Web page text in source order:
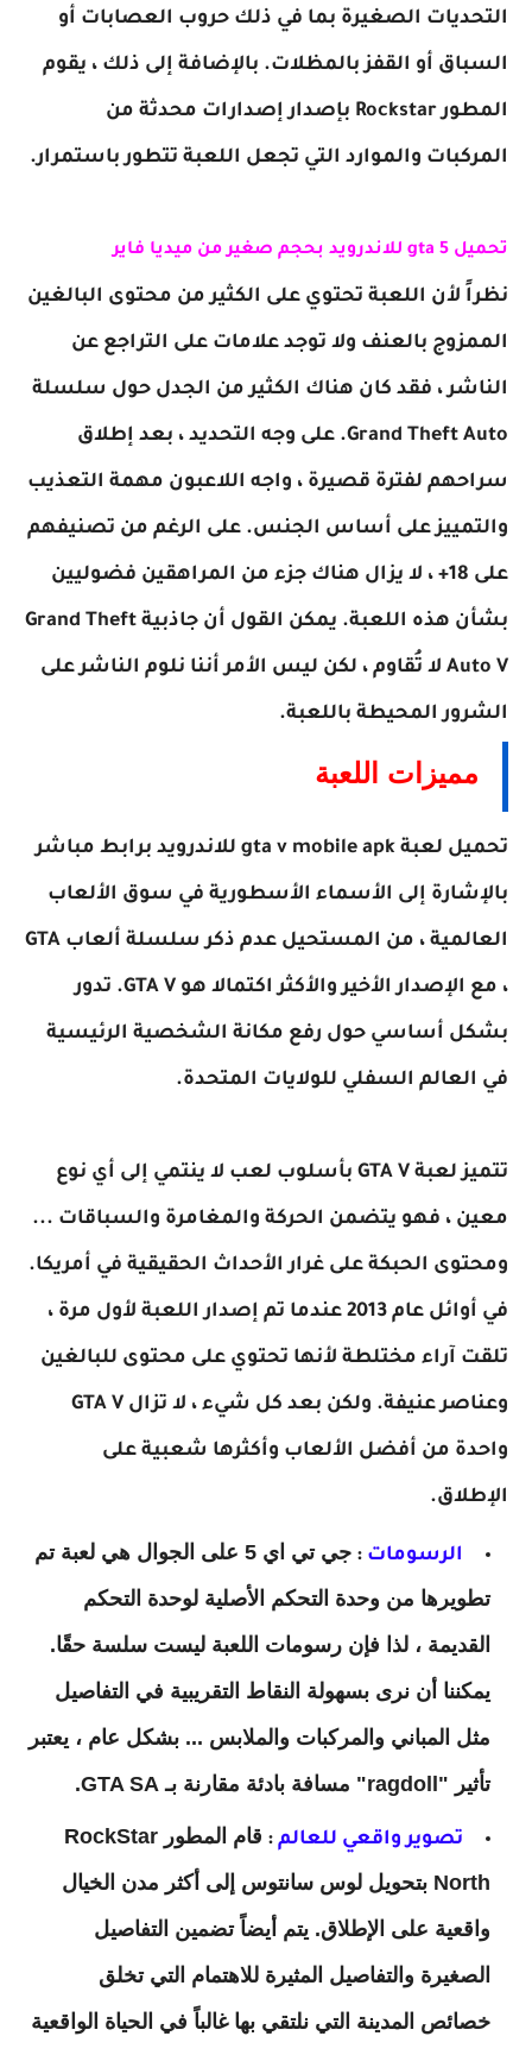
التحديات الصغيرة بما في ذلك حروب العصابات أو
السباق أو القفز بالمظلات. بالإضافة إلى ذلك ، يقوم
المطور Rockstar بإصدار إصدارات محدثة من
المركبات والموارد التي تجعل اللعبة تتطور باستمرار.
تحميل gta 5 للاندرويد بحجم صغير من ميديا فاير
نظراً لأن اللعبة تحتوي على الكثير من محتوى البالغين
الممزوج بالعنف ولا توجد علامات على التراجع عن
الناشر ، فقد كان هناك الكثير من الجدل حول سلسلة
Grand Theft Auto. على وجه التحديد ، بعد إطلاق
سراحهم لفترة قصيرة ، واجه اللاعبون مهمة التعذيب
والتمييز على أساس الجنس. على الرغم من تصنيفهم
على 18+ ، لا يزال هناك جزء من المراهقين فضوليين
بشأن هذه اللعبة. يمكن القول أن جاذبية Grand Theft
Auto V لا تُقاوم ، لكن ليس الأمر أننا نلوم الناشر على
الشرور المحيطة باللعبة.
مميزات اللعبة
تحميل لعبة gta v mobile apk للاندرويد برابط مباشر
بالإشارة إلى الأسماء الأسطورية في سوق الألعاب
العالمية ، من المستحيل عدم ذكر سلسلة ألعاب GTA
، مع الإصدار الأخير والأكثر اكتمالا هو GTA V. تدور
بشكل أساسي حول رفع مكانة الشخصية الرئيسية
في العالم السفلي للولايات المتحدة.
تتميز لعبة GTA V بأسلوب لعب لا ينتمي إلى أي نوع
معين ، فهو يتضمن الحركة والمغامرة والسباقات ...
ومحتوى الحبكة على غرار الأحداث الحقيقية في أمريكا.
في أوائل عام 2013 عندما تم إصدار اللعبة لأول مرة ،
تلقت آراء مختلطة لأنها تحتوي على محتوى للبالغين
وعناصر عنيفة. ولكن بعد كل شيء ، لا تزال GTA V
واحدة من أفضل الألعاب وأكثرها شعبية على
الإطلاق.
الرسومات :
جي تي اي 5 على الجوال هي لعبة تم
تطويرها من وحدة التحكم الأصلية لوحدة التحكم
القديمة ، لذا فإن رسومات اللعبة ليست سلسة حقًا.
يمكننا أن نرى بسهولة النقاط التقريبية في التفاصيل
مثل المباني والمركبات والملابس ... بشكل عام ، يعتبر
تأثير "ragdoll" مسافة بادئة مقارنة بـ GTA SA.
تصوير واقعي للعالم :
قام المطور RockStar
North بتحويل لوس سانتوس إلى أكثر مدن الخيال
واقعية على الإطلاق. يتم أيضاً تضمين التفاصيل
الصغيرة والتفاصيل المثيرة للاهتمام التي تخلق
خصائص المدينة التي نلتقي بها غالباً في الحياة الواقعية